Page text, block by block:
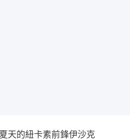
天的紐卡素前鋒伊沙克